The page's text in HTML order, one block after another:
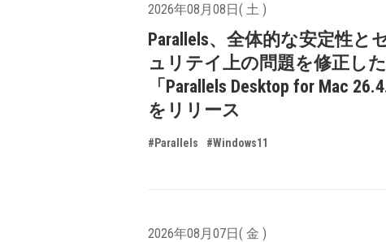
2026年08月08日( 土 )
Parallels、全体的な安定性と
ュリテイ上の問題を修正した
「Parallels Desktop for Mac
をリリース
#Parallels #Windows11
2026年08月07日( 金 )